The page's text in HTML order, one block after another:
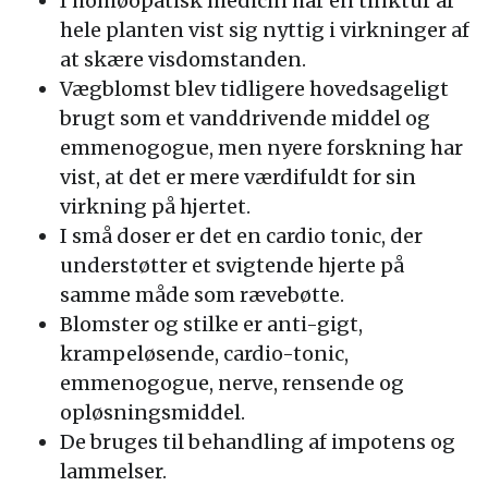
hele planten vist sig nyttig i virkninger af
at skære visdomstanden.
Vægblomst blev tidligere hovedsageligt
brugt som et vanddrivende middel og
emmenogogue, men nyere forskning har
vist, at det er mere værdifuldt for sin
virkning på hjertet.
I små doser er det en cardio tonic, der
understøtter et svigtende hjerte på
samme måde som rævebøtte.
Blomster og stilke er anti-gigt,
krampeløsende, cardio-tonic,
emmenogogue, nerve, rensende og
opløsningsmiddel.
De bruges til behandling af impotens og
lammelser.